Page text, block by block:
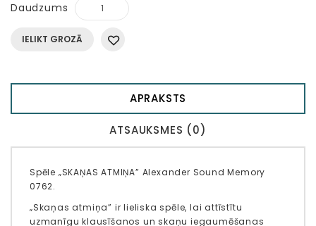
Daudzums
IELIKT GROZĀ
APRAKSTS
ATSAUKSMES (0)
Spēle „SKAŅAS ATMIŅA” Alexander Sound Memory
0762.
„Skaņas atmiņa” ir lieliska spēle, lai attīstītu
uzmanīgu klausīšanos un skaņu iegaumēšanas